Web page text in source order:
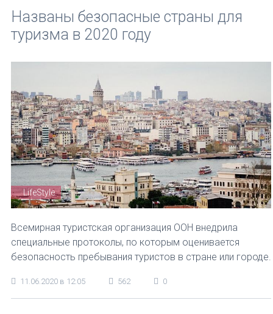
Названы безопасные страны для
туризма в 2020 году
LifeStyle
Всемирная туристская организация ООН внедрила
специальные протоколы, по которым оценивается
безопасность пребывания туристов в стране или городе.
11.06.2020 в 12:05 562 0